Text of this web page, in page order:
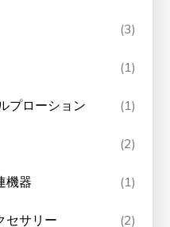
(3)
(1)
プローション (1)
(2)
機器 (1)
セサリー (2)